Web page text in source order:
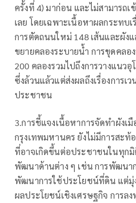
ครั้งที่ 4) มาก่อน และไม่สามารถเ
เลย โดยเฉพาะเนื้อหาผลกระทบ
การตัดถนนใหม่ 148 เส้นและผัง
ขยายคลองระบายน้ำ การขุดคลอ
200 คลองรวมไปถึงการวางแนว
ซึ่งล้วนแล้วแต่ส่งผลถึงเรื่องการเ
ประชาชน
3.การชี้แจงเนื้อหาการจัดทำผังเมื
กรุงเทพมหานคร ยังไม่มีการสะท้
ที่อาจเกิดขึ้นต่อประชาชนในทุกมิ
พัฒนาด้านต่าง ๆ เช่น การพัฒนา
พัฒนาการใช้ประโยชน์ที่ดิน แต่มุ่
ผลประโยชน์เชิงเศรษฐกิจ การล